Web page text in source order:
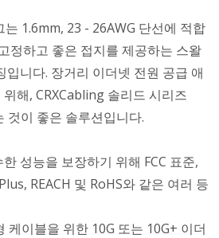
는 1.6mm, 23 - 26AWG 단선에 적합
정하고 좋은 접지를 제공하는 스왈
입니다. 장거리 이더넷 전원 공급 애
해, CRXCabling 솔리드 시리즈
것이 좋은 솔루션입니다.
성능을 보장하기 위해 FCC 표준,
REACH 및 RoHS와 같은 여러 등
케이블을 위한 10G 또는 10G+ 이더